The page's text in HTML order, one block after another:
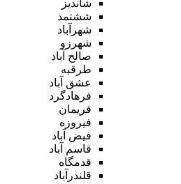
شاندیز
ششتمد
شهرآباد
شهرزو
صالح آباد
طرقبه
عشق آباد
فرهادگرد
فریمان
فیروزه
فیض آباد
قاسم آباد
قدمگاه
قلندرآباد